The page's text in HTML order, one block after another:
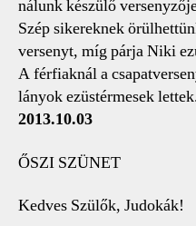
nálunk készülő
Szép sikereknek
versenyt, míg párja Niki
A férfiaknál a
lányok ezüstérmesek
2013.10.03
ŐSZI SZÜNET
Kedves Szülők, Judokák!